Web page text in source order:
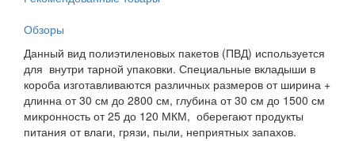
Обзоры
Данный вид полиэтиленовых пакетов (ПВД) используется
для внутри тарной упаковки. Специальные вкладыши в
короба изготавливаются различных размеров от ширина +
длинна от 30 см до 2800 см, глубина от 30 см до 1500 см
микронность от 25 до 120 МКМ, оберегают продукты
питания от влаги, грязи, пыли, неприятных запахов.